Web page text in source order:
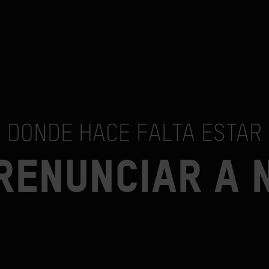
DONDE HACE FALTA ESTAR
A